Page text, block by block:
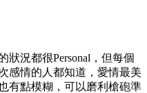
狀況都很Personal，但每個
感情的人都知道，愛情最美
有點模糊，可以磨利槍砲準